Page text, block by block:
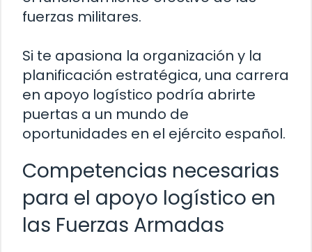
fuerzas militares.
Si te apasiona la organización y la
planificación estratégica, una carrera
en apoyo logístico podría abrirte
puertas a un mundo de
oportunidades en el ejército español.
Competencias necesarias
para el apoyo logístico en
las Fuerzas Armadas